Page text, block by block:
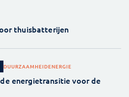
thuisbatterijen
DUURZAAMHEIDENERGIE
energietransitie voor de